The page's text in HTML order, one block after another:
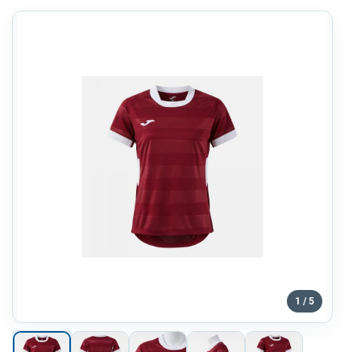
1 / 5